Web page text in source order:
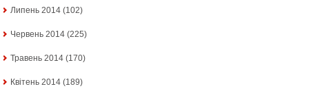
Липень 2014 (102)
Червень 2014 (225)
Травень 2014 (170)
Квітень 2014 (189)